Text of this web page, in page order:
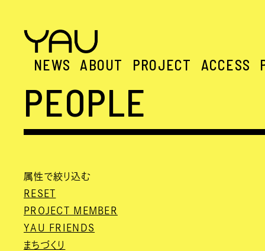
NEWS ABOUT PROJECT ACCESS
PEOPLE
属性で絞り込む
RESET
PROJECT MEMBER
YAU FRIENDS
まちづくり